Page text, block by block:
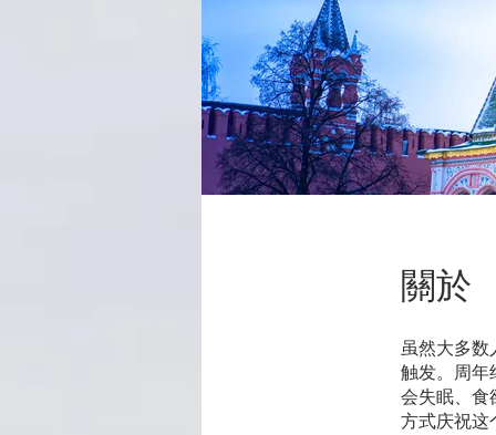
關於
虽然大多数
触发。周年
会失眠、食
方式庆祝这